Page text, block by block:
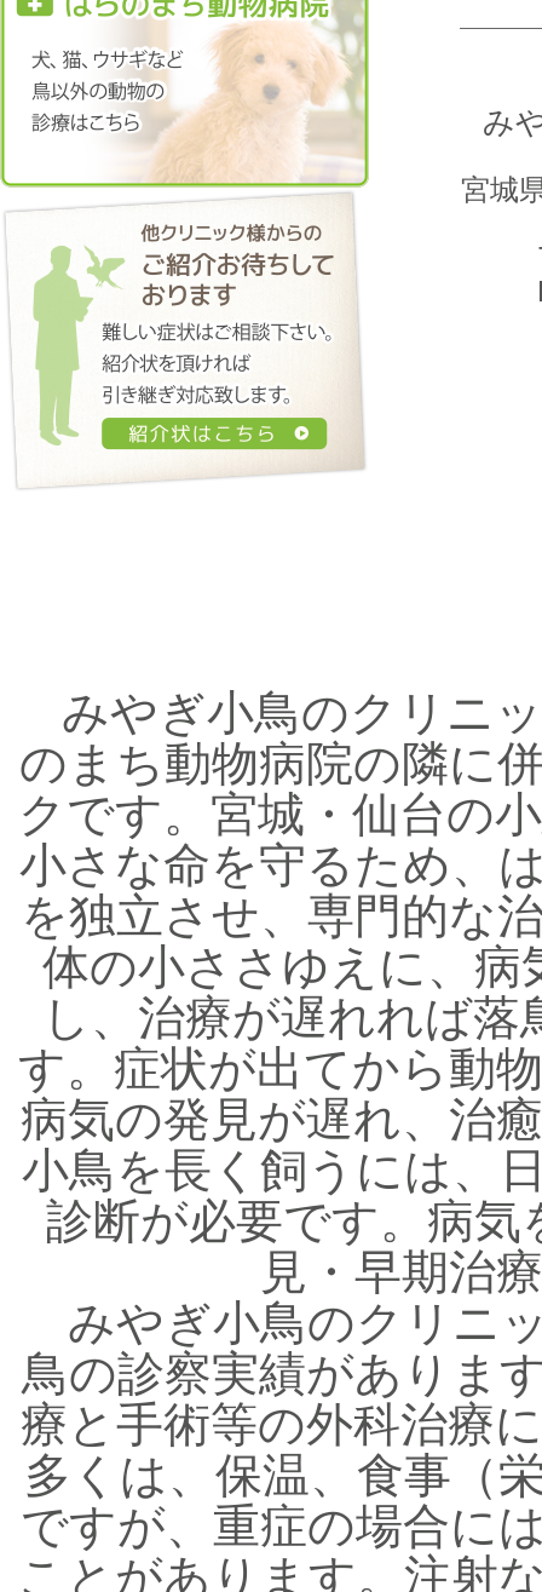
み
宮城
みやぎ小鳥のクリニ
のまち動物病院の隣に
クです。宮城・仙台の
小さな命を守るため、
を独立させ、専門的な
体の小ささゆえに、
し、治療が遅れれば
す。症状が出てから動
病気の発見が遅れ、治
小鳥を長く飼うには、
診断が必要です。病
見・早期治
みやぎ小鳥のクリニ
鳥の診察実績がありま
療と手術等の外科治療
多くは、保温、食事（
ですが、重症の場合に
ことがあります。注射